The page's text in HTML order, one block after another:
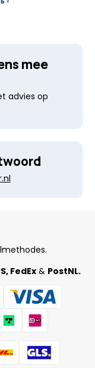
mee
advies op
FedEx& PostNL.